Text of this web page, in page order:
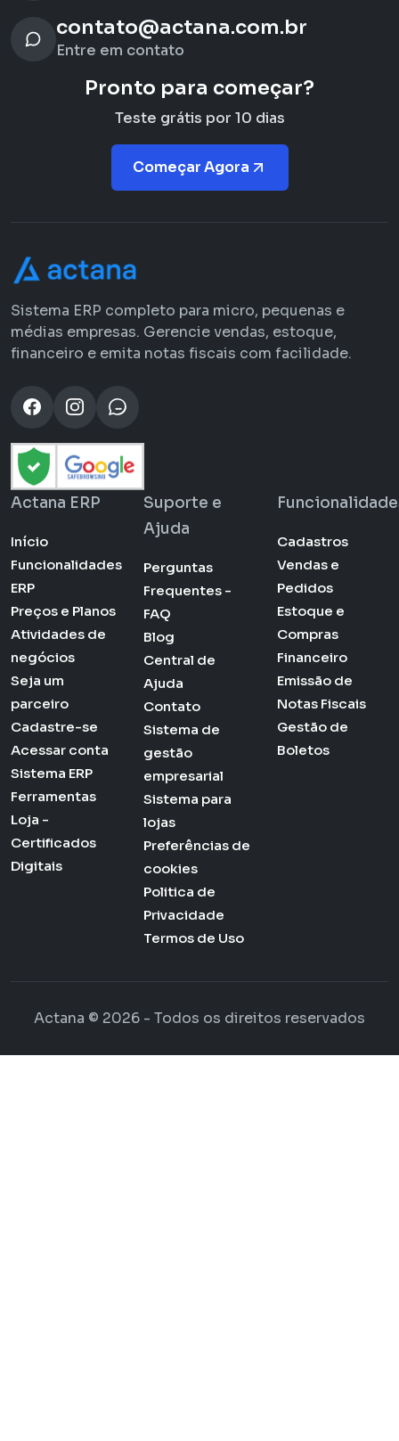
contato@actana.com.br
Entre em contato
Pronto para começar?
Teste grátis por 10 dias
Começar Agora
Sistema ERP completo para micro, pequenas e
médias empresas. Gerencie vendas, estoque,
financeiro e emita notas fiscais com facilidade.
Actana ERP
Início
Funcionalidades
ERP
Preços e Planos
Atividades de
negócios
Seja um
parceiro
Cadastre-se
Acessar conta
Sistema ERP
Ferramentas
Loja -
Certificados
Digitais
Suporte e
Ajuda
Perguntas
Frequentes -
FAQ
Blog
Central de
Ajuda
Contato
Sistema de
gestão
empresarial
Sistema para
lojas
Preferências de
cookies
Politica de
Privacidade
Termos de Uso
Cadastros
Vendas e
Pedidos
Estoque e
Compras
Financeiro
Emissão de
Notas Fiscais
Gestão de
Boletos
Actana © 2026 - Todos os direitos reservados